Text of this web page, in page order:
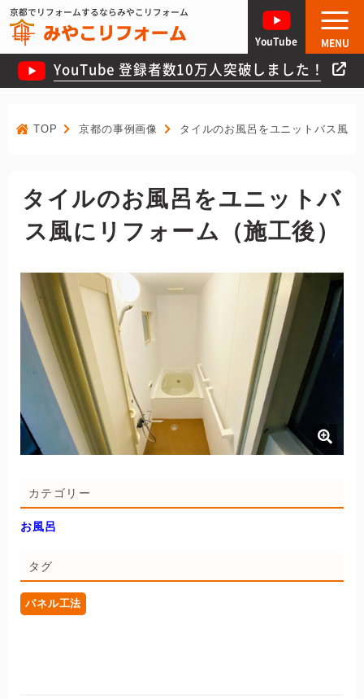
京都でリフォームするならみやこリフォーム
YouTube 登録者数10万人突破しました！
YouTube MENU
TOP 京都の事例画像 タイルのお風呂をユニットバス風
タイルのお風呂をユニットバ
ス風にリフォーム（施工後）
カテゴリー
お風呂
タグ
パネル工法